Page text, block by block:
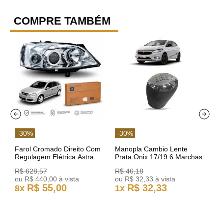
COMPRE TAMBÉM
-30%
Farol Cromado Direito Com
Regulagem Elétrica Astra
R$ 628,57
ou R$ 440 00 à vista
8x R$ 55,00
-30%
Manopla Cambio Lente
Prata Onix 17/19 6 Marchas
R$ 46,18
ou R$ 32 33 à vista
1x R$ 32,33